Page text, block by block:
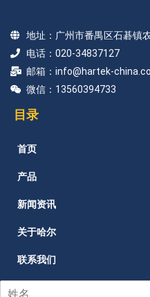
地址：广州市番禺区石碁镇
电话：020-34837127
邮箱：info@hartek-
微信：13560394733
目录
首页
产品
新闻资讯
关于哈尔
联系我们